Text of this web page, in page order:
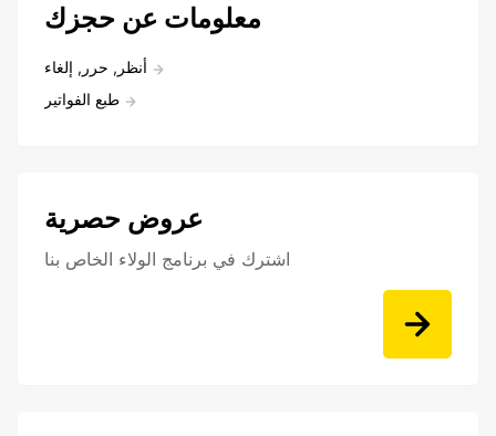
معلومات عن حجزك
أنظر, حرر, إلغاء
طبع الفواتير
عروض حصرية
اشترك في برنامج الولاء الخاص بنا